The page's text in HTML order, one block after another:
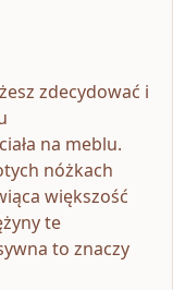
zdecydować i
na meblu.
nóżkach
większość
te
to znaczy